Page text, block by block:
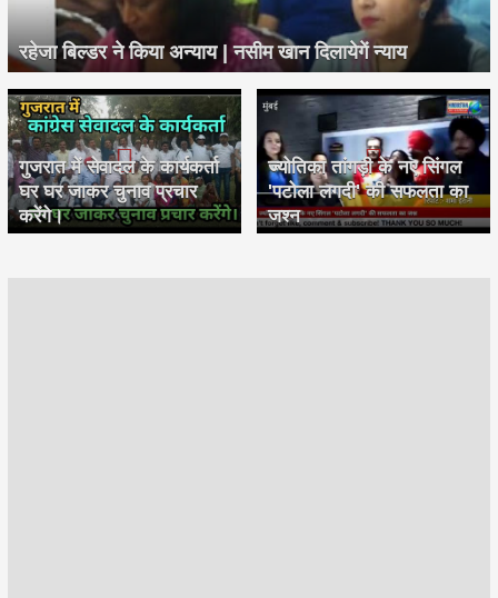
रहेजा बिल्डर ने किया अन्याय | नसीम खान दिलायेगें न्याय
गुजरात में सेवादल के कार्यकर्ता
घर घर जाकर चुनाव प्रचार
करेंगे।
ज्योतिका तांगड़ी के नए सिंगल
'पटोला लगदी' की सफलता का
जश्न